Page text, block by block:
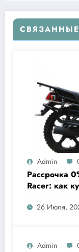
Admin
Рассрочка
Racer: как
26 Июля,
Admin